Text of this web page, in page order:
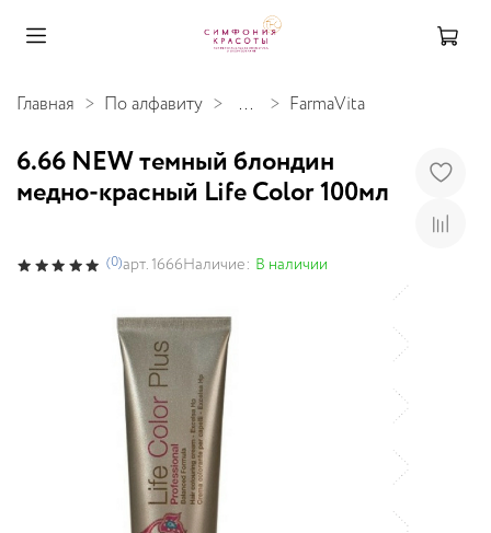
Главная По алфавиту ... FarmaVita
6.66 NEW темный блондин
медно-красный Life Color 100мл
(0)арт.1666Наличие: В наличии